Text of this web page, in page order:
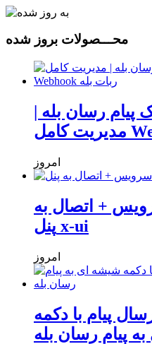
محـــصولات بروز شده
رسان بله |
امروز
+ اتصال به
پنل x-ui
امروز
پیام با دکمه
پیام رسان بله